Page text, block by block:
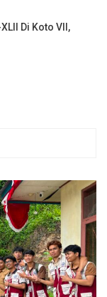
Di Koto VII,